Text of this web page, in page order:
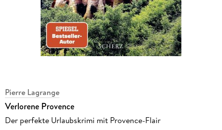
Pierre Lagrange
Verlorene Provence
Der perfekte Urlaubskrimi mit Provence-Flair